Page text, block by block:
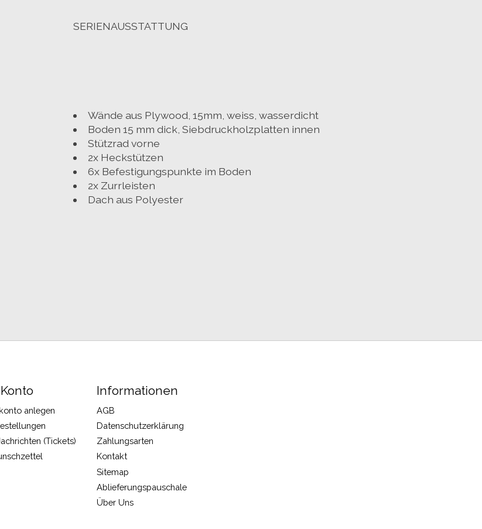
SERIENAUSSTATTUNG
Wände aus Plywood, 15mm, weiss, wasserdicht
Boden 15 mm dick, Siebdruckholzplatten innen
Stützrad vorne
2x Heckstützen
6x Befestigungspunkte im Boden
2x Zurrleisten
Dach aus Polyester
anlegen
(Tickets)
Informationen
AGB
Datenschutzerklärung
Zahlungsarten
Kontakt
Sitemap
Ablieferungspauschale
Über Uns